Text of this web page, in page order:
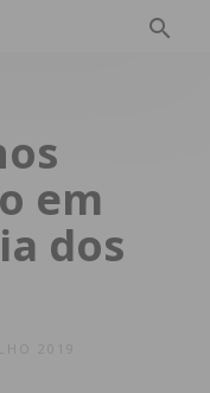
em
dos